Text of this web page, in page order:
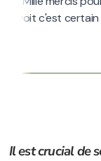
Il est crucial de